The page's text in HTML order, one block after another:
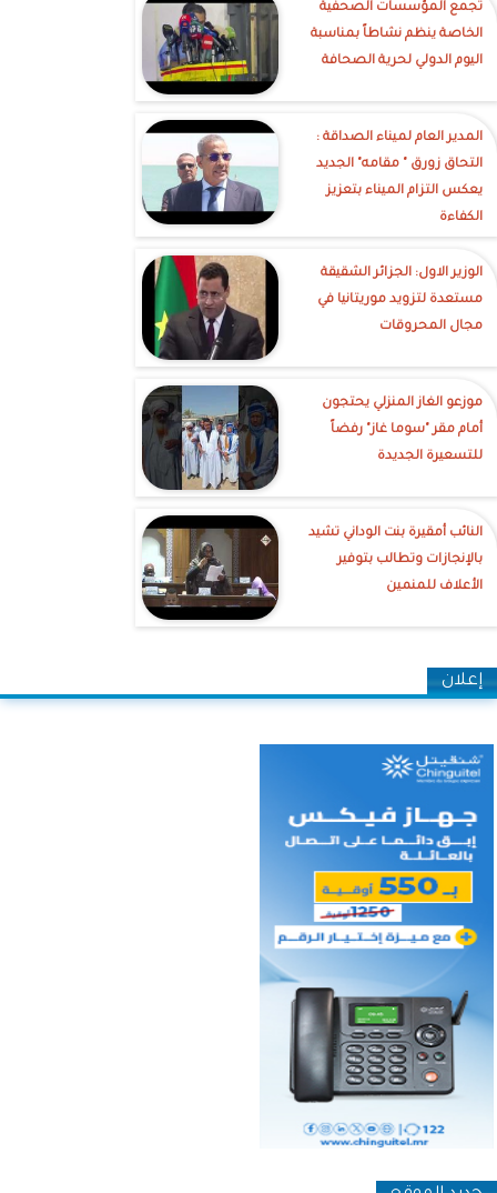
تجمع المؤسسات الصحفية
الخاصة ينظم نشاطاً بمناسبة
اليوم الدولي لحرية الصحافة
‎المدير العام لميناء الصداقة :
التحاق زورق " مقامه" الجديد
يعكس التزام الميناء بتعزيز
الكفاءة
الوزير الاول: الجزائر الشقيقة
مستعدة لتزويد موريتانيا في
مجال المحروقات
موزعو الغاز المنزلي يحتجون
أمام مقر "سوما غاز" رفضاً
للتسعيرة الجديدة
النائب أمقيرة بنت الوداني تشيد
بالإنجازات وتطالب بتوفير
الأعلاف للمنمين
إعلان